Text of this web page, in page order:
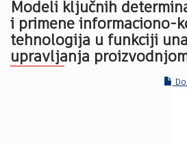
Modeli ključnih
i primene informaciono-
tehnologija u funkciji
upravljanja